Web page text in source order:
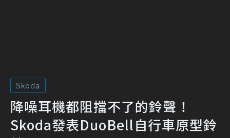
Skoda
降噪耳機都阻擋不了的鈴聲！
Skoda發表DuoBell自行車原型鈴